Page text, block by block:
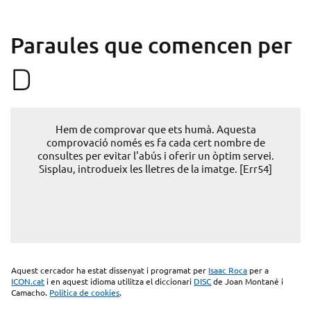
Paraules que comencen per
D
Hem de comprovar que ets humà. Aquesta
comprovació només es fa cada cert nombre de
consultes per evitar l'abús i oferir un òptim servei.
Sisplau, introdueix les lletres de la imatge. [Err54]
Aquest cercador ha estat dissenyat i programat per Isaac Roca per a
ICON.cat i en aquest idioma utilitza el diccionari DISCde Joan Montané i
Camacho. Política de cookies.